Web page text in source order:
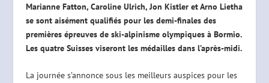
Marianne Fatton, Caroline Ulrich, Jon Kistler et Arno Lietha
se sont aisément qualifiés pour les demi-finales des
premières épreuves de ski-alpinisme olympiques à Bormio.
Les quatre Suisses viseront les médailles dans l’après-midi.
La journée s’annonce sous les meilleurs auspices pour les